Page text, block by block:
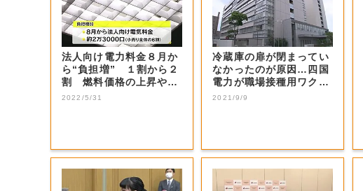
法人向け電力料金８月か
ら“負担増” １割から２
割 燃料価格の上昇や円
安の影響で ...
2022/5/31
冷蔵庫の扉が閉まってい
なかったのが原因…四国
電力が職場接種用ワクチ
ン２００回分廃...
2021/9/9